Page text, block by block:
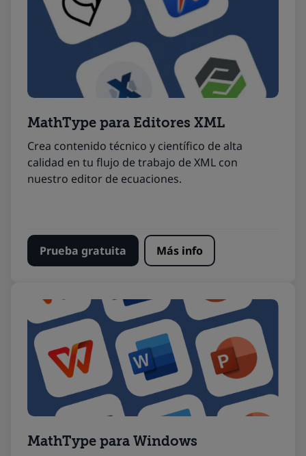
MathType para Editores XML
Crea contenido técnico y científico de alta
calidad en tu flujo de trabajo de XML con
nuestro editor de ecuaciones.
Prueba gratuita Más info
MathType para Windows